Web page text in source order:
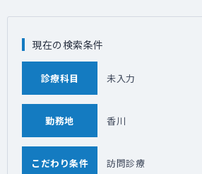
現在の検索条件
診療科目 未入力
勤務地 香川
こだわり条件 訪問診療